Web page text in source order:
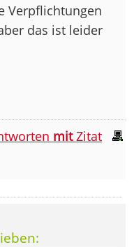
Verpflichtungen
das ist leider
mitZitat